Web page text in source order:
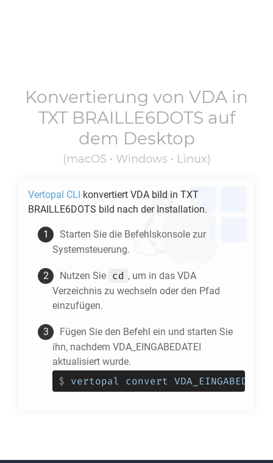
Konvertierung von VDA in
TXT BRAILLE6DOTS auf
dem Desktop
(macOS • Windows • Linux)
Vertopal CLI konvertiert VDA bild in TXT
BRAILLE6DOTS bild nach der Installation.
Starten Sie die Befehlskonsole zur
Systemsteuerung.
Nutzen Sie cd , um in das VDA
Verzeichnis zu wechseln oder den Pfad
einzufügen.
Fügen Sie den Befehl ein und starten Sie
ihn, nachdem VDA_EINGABEDATEI
aktualisiert wurde.
$ vertopal convert